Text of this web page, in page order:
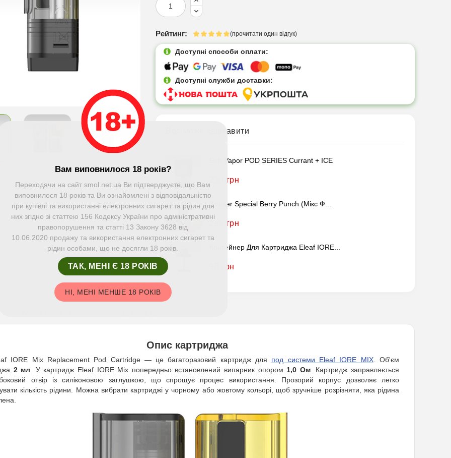
Рейтинг: (прочитати один відгук)
Доступні способи оплати:
Доступні служби доставки:
Вас може зацікавити
Soft Vapor POD SERIES Currant + ICE
210 грн
Chaser Special Berry Punch (Мікс Ф...
299 грн
Контейнер Для Картриджа Eleaf IORE...
98 грн
Опис картриджа
IORE Mix Replacement Pod Cartridge — це багаторазовий картридж для под системи Eleaf IORE MIX. Об'єм
2 мл . У картридж Eleaf IORE Mix попередньо встановлений випарник опором 1,0 Ом. Картридж заправляється
отвір із силіконовою заглушкою, що спрощує процес використання. Прозорий корпус дозволяє легко
кількість рідини. Можна вибрати картриджі у чорному або жовтому кольорі, щоб зручніше розрізняти, яка рідина
Вам виповнилося 18 років?
Переходячи на сайт smol.net.ua Ви підтверджуєте, що Вам
виповнилося 18 років та Ви ознайомлені з відповідальністю
при купівлі та використанні електронних сигарет та рідин для
них згідно зі статтею 156 Кодексу України про адміністративні
правопорушення та статті 13 Закону 3628 від
10.06.2020 продажу та використання електронних сигарет та
рідин особами, що не досягли 18 років.
ТАК, МЕНІ Є 18 РОКІВ
НІ, МЕНІ МЕНШЕ 18 РОКІВ